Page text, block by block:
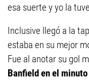
esa suerte y yo la
Inclusive llegó a la
estaba en su mejor
Fue al anotar su gol
Banfield en el